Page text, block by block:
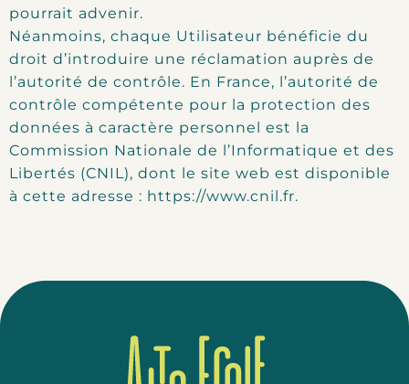
pourrait advenir.
Néanmoins, chaque Utilisateur bénéficie du
droit d’introduire une réclamation auprès de
l’autorité de contrôle. En France, l’autorité de
contrôle compétente pour la protection des
données à caractère personnel est la
Commission Nationale de l’Informatique et des
Libertés (CNIL), dont le site web est disponible
à cette adresse : https://www.cnil.fr.